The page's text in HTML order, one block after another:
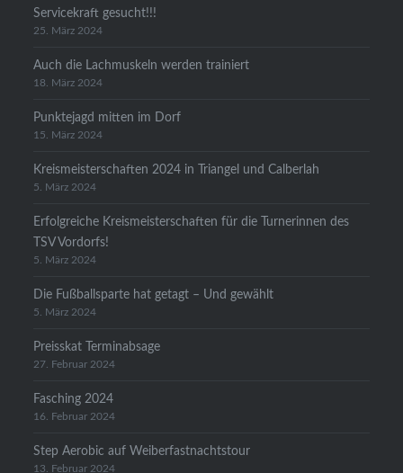
Servicekraft gesucht!!!
25. März 2024
Auch die Lachmuskeln werden trainiert
18. März 2024
Punktejagd mitten im Dorf
15. März 2024
Kreismeisterschaften 2024 in Triangel und Calberlah
5. März 2024
Erfolgreiche Kreismeisterschaften für die Turnerinnen des
TSV Vordorfs!
5. März 2024
Die Fußballsparte hat getagt – Und gewählt
5. März 2024
Preisskat Terminabsage
27. Februar 2024
Fasching 2024
16. Februar 2024
Step Aerobic auf Weiberfastnachtstour
13. Februar 2024